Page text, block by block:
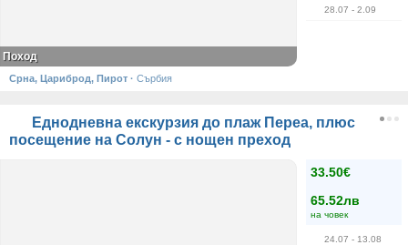
28.07 - 2.09
Поход
Срна, Цариброд, Пирот · Сърбия
Еднодневна екскурзия до плаж Переа, плюс
посещение на Солун - с нощен преход
33.50€
65.52лв
на човек
24.07 - 13.08